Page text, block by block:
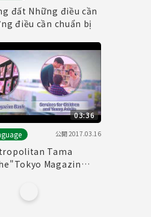
đất Những điều cần
điều cần chuẩn bị
03:36
公開2017.03.16
Tama
Magazin